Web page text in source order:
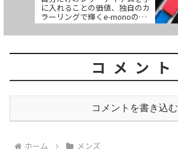
に入れることの価値、独自のカ
ラーリングで輝くe-monoのカ
スタムオーダーメイド革小物
コメント
コメントを書き込む
ホーム メンズ